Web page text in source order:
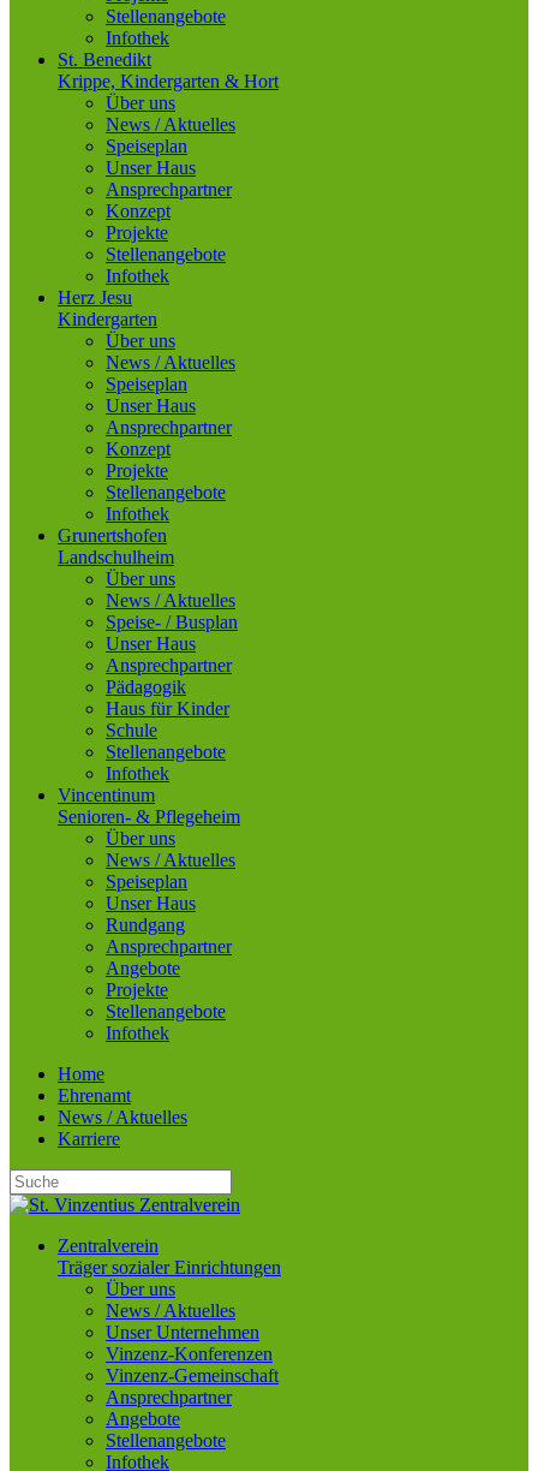
Stellenangebote
Infothek
St. Benedikt
Krippe, Kindergarten & Hort
Über uns
News / Aktuelles
Speiseplan
Unser Haus
Ansprechpartner
Konzept
Projekte
Stellenangebote
Infothek
Herz Jesu
Kindergarten
Über uns
News / Aktuelles
Speiseplan
Unser Haus
Ansprechpartner
Konzept
Projekte
Stellenangebote
Infothek
Grunertshofen
Landschulheim
Über uns
News / Aktuelles
Speise- / Busplan
Unser Haus
Ansprechpartner
Pädagogik
Haus für Kinder
Schule
Stellenangebote
Infothek
Vincentinum
Senioren- & Pflegeheim
Über uns
News / Aktuelles
Speiseplan
Unser Haus
Rundgang
Ansprechpartner
Angebote
Projekte
Stellenangebote
Infothek
Home
Ehrenamt
News / Aktuelles
Karriere
Zentralverein
Träger sozialer Einrichtungen
Über uns
News / Aktuelles
Unser Unternehmen
Vinzenz-Konferenzen
Vinzenz-Gemeinschaft
Ansprechpartner
Angebote
Stellenangebote
Infothek